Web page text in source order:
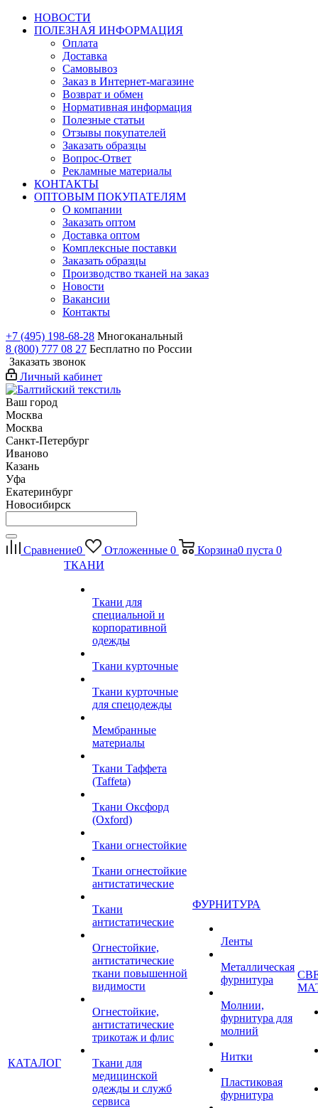
НОВОСТИ
ПОЛЕЗНАЯ ИНФОРМАЦИЯ
Оплата
Доставка
Самовывоз
Заказ в Интернет-магазине
Возврат и обмен
Нормативная информация
Полезные статьи
Отзывы покупателей
Заказать образцы
Вопрос-Ответ
Рекламные материалы
КОНТАКТЫ
ОПТОВЫМ ПОКУПАТЕЛЯМ
О компании
Заказать оптом
Доставка оптом
Комплексные поставки
Заказать образцы
Производство тканей на заказ
Новости
Вакансии
Контакты
+7 (495) 198-68-28 Многоканальный
8 (800) 777 08 27 Бесплатно по России
Заказать звонок
Личный кабинет
Ваш город
Москва
Москва
Санкт-Петербург
Иваново
Казань
Уфа
Екатеринбург
Новосибирск
Сравнение0 Отложенные 0 Корзина0 пуста 0
КАТАЛОГ
ТКАНИ
Ткани для
специальной и
корпоративной
одежды
Ткани курточные
Ткани курточные
для спецодежды
Мембранные
материалы
Ткани Таффета
(Taffeta)
Ткани Оксфорд
(Oxford)
Ткани огнестойкие
Ткани огнестойкие
антистатические
Ткани
антистатические
Огнестойкие,
антистатические
ткани повышенной
видимости
Огнестойкие,
антистатические
трикотаж и флис
Ткани для
медицинской
одежды и служб
сервиса
ФУРНИТУРА
Ленты
Металлическая
фурнитура
Молнии,
фурнитура для
молний
Нитки
Пластиковая
фурнитура